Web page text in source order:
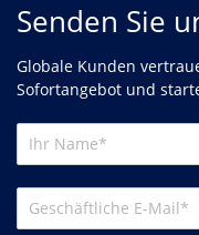
Senden Sie
Globale Kunden
Sofortangebot und